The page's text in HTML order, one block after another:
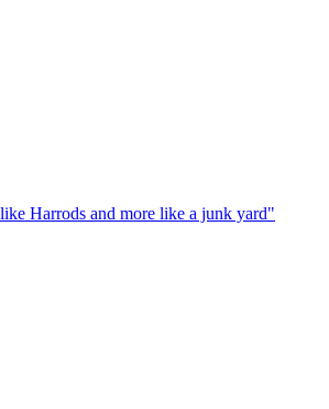
Harrods and more like a junk yard"